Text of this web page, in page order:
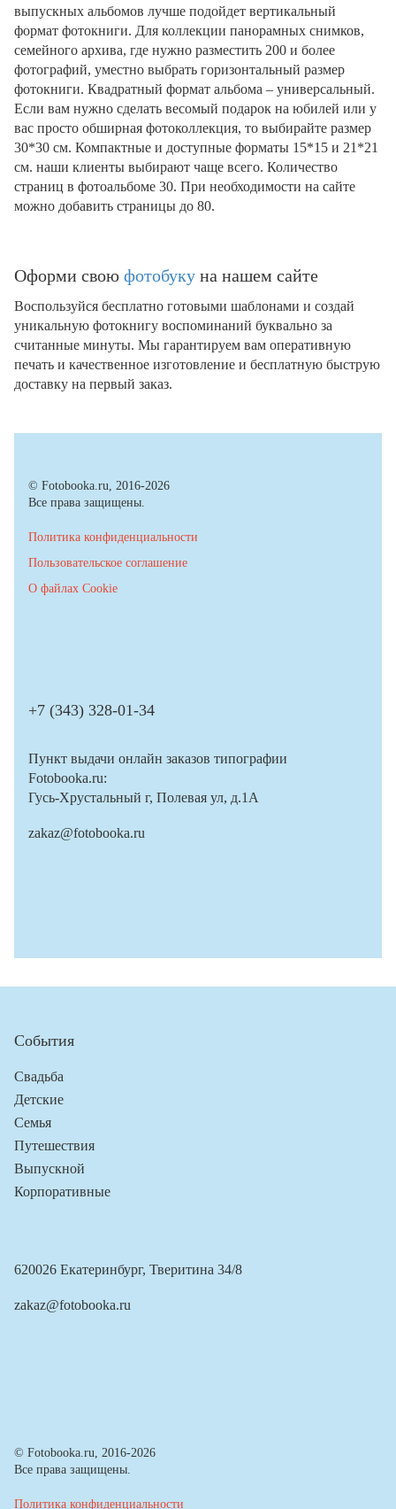
выпускных альбомов лучше подойдет вертикальный
формат фотокниги. Для коллекции панорамных снимков,
семейного архива, где нужно разместить 200 и более
фотографий, уместно выбрать горизонтальный размер
фотокниги. Квадратный формат альбома – универсальный.
Если вам нужно сделать весомый подарок на юбилей или у
вас просто обширная фотоколлекция, то выбирайте размер
30*30 см. Компактные и доступные форматы 15*15 и 21*21
см. наши клиенты выбирают чаще всего. Количество
страниц в фотоальбоме 30. При необходимости на сайте
можно добавить страницы до 80.
Оформи свою фотобуку на нашем сайте
Воспользуйся бесплатно готовыми шаблонами и создай
уникальную фотокнигу воспоминаний буквально за
считанные минуты. Мы гарантируем вам оперативную
печать и качественное изготовление и бесплатную быструю
доставку на первый заказ.
© Fotobooka.ru, 2016-2026
Все права защищены.
Политика конфиденциальности
Пользовательское соглашение
О файлах Cookie
+7 (343) 328-01-34
Пункт выдачи онлайн заказов типографии
Fotobooka.ru:
Гусь-Хрустальный г, Полевая ул, д.1А
zakaz@fotobooka.ru
События
Свадьба
Детские
Семья
Путешествия
Выпускной
Корпоративные
620026 Екатеринбург, Тверитина 34/8
zakaz@fotobooka.ru
© Fotobooka.ru, 2016-2026
Все права защищены.
Политика конфиденциальности